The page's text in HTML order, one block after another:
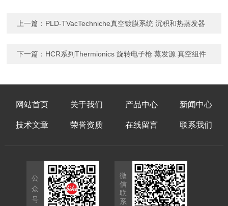
上一篇： PLD-TVacTechniche真空镀膜系统 沉积和热蒸发器
下一篇： HCR系列Thermionics 旋转电子枪 蒸发源 真空组件
网站首页 关于我们 产品中心 新闻中心
技术文章 荣誉资质 在线留言 联系我们
公
众
号
微
信
联
系